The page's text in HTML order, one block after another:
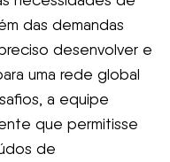
das demandas
desenvolver e
uma rede global
a equipe
que permitisse
de